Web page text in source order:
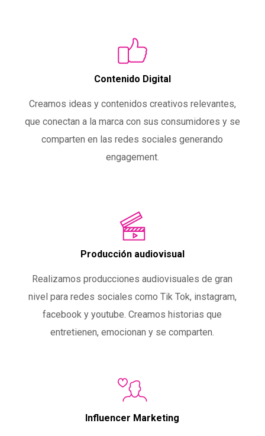
Contenido Digital
Creamos ideas y contenidos creativos relevantes,
que conectan a la marca con sus consumidores y se
comparten en las redes sociales generando
engagement.
Producción audiovisual
Realizamos producciones audiovisuales de gran
nivel para redes sociales como Tik Tok, instagram,
facebook y youtube. Creamos historias que
entretienen, emocionan y se comparten.
Influencer Marketing